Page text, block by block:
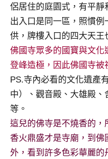
及
活
動
持、
學
校
企
業
座、
部
落
侶居住的庭園式，有平靜
出入口是同一區，照慣
供，牌樓入口的四大天王
佛國寺眾多的國寶與文
登峰造極，因此佛國寺被
PS.寺內必看的文化遺產
中）、觀音殿、大雄殿
等。
這兒的佛寺是不燒香的
香火鼎盛才是寺廟，到
外，看到許多色彩華麗